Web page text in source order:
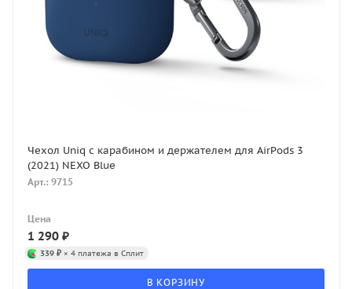
Чехол Uniq с карабином и держателем для AirPods 3
(2021) NEXO Blue
Арт.: 9715
Цена
1 290 ₽
339 ₽ × 4 платежа в Сплит
В КОРЗИНУ